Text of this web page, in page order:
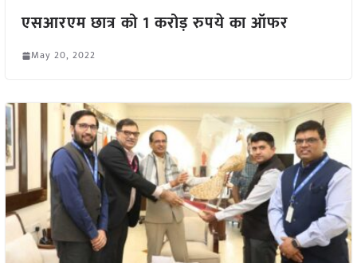
एसआरएम छात्र को 1 करोड़ रुपये का ऑफर
May 20, 2022